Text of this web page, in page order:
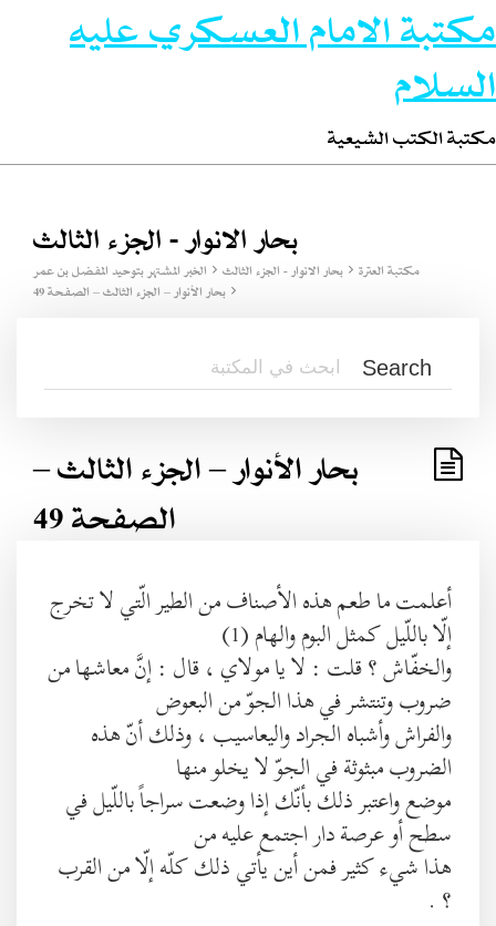
مكتبة الامام العسكري عليه
السلام
مكتبة الكتب الشيعية
بحار الانوار - الجزء الثالث
مكتبة العترة بحار الانوار - الجزء الثالث
الخبر المشتهر بتوحيد المفضل بن عمر
بحار الأنوار – الجزء الثالث – الصفحة 49
بحار الأنوار – الجزء الثالث –
الصفحة 49
أعلمت ما طعم هذه الأصناف من الطير الّتي لا تخرج
إلّا باللّيل كمثل البوم والهام (1)
والخفّاش ؟ قلت : لا يا مولاي ، قال : إنَّ معاشها من
ضروب وتنتشر في هذا الجوّ من البعوض
والفراش وأشباه الجراد واليعاسيب ، وذلك أنّ هذه
الضروب مبثوثة في الجوّ لا يخلو منها
موضع واعتبر ذلك بأنّك إذا وضعت سراجاً باللّيل في
سطح أو عرصة دار اجتمع عليه من
هذا شيء كثير فمن أين يأتي ذلك كلّه إلّا من القرب
؟ .